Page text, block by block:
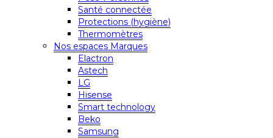
Santé connectée
Protections (hygiène)
Thermomètres
Nos espaces Marques
Elactron
Astech
LG
Hisense
Smart technology
Beko
Samsung